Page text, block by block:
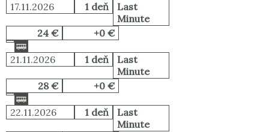
17.11.2026 1 deň
Last
Minute
24 €
+0 €
21.11.2026 1 deň
Last
Minute
28 €
+0 €
22.11.2026 1 deň
Last
Minute